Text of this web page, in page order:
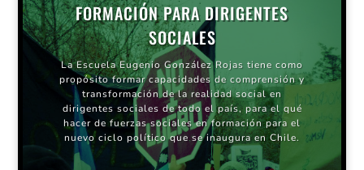
FORMACIÓN PARA DIRIGENTES
SOCIALES
La Escuela Eugenio González Rojas tiene como
propósito formar capacidades de comprensión y
transformación de la realidad social en
dirigentes sociales de todo el país, para el qué
hacer de fuerzas sociales en formación para el
nuevo ciclo político que se inaugura en Chile.